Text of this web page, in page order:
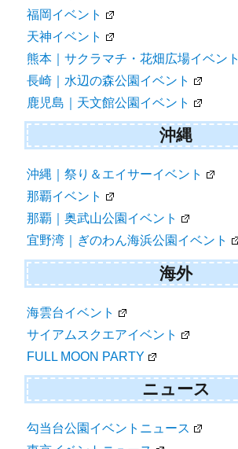
福岡イベント
天神イベント
熊本｜サクラマチ・花畑広場イベント
長崎｜水辺の森公園イベント
鹿児島｜天文館公園イベント
沖縄
沖縄｜祭り＆エイサーイベント
那覇イベント
那覇｜奥武山公園イベント
宜野湾｜ぎのわん海浜公園イベント
海外
海雲台イベント
サイアムスクエアイベント
FULL MOON PARTY
ニュース
勾当台公園イベントニュース